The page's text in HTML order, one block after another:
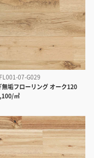
07-G029
無垢フローリング オーク120
㎡